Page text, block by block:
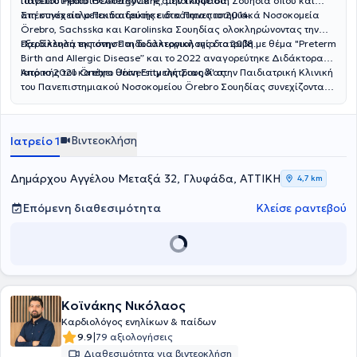
απέκτησε τίτλο Παιδιατρικής ειδικότητας το 2014.
Στη συνέχεια μετεκπαιδεύτηκε στα Πανεπιστημιακά Νοσοκομεία
Örebro, Sachsska και Karolinska Σουηδίας ολοκληρώνοντας την
εξειδίκευσή της στην Παιδοαλλεργιολογία το 2018.
Παράλληλα εκπόνησε τη διδακτορική της διατριβή με θέμα "Preterm
Birth and Allergic Disease” και το 2022 αναγορεύτηκε Διδάκτορας
Ιατρικής του Örebro University της Σουηδίας.
Από το 2021 κατέχει θέση Επιμελήτριας Α' στην Παιδιατρική Κλινική
του Πανεπιστημιακού Νοσοκομείου Örebro Σουηδίας συνεχίζοντας
Ιατρείο 1 Βιντεοκλήση
Δημάρχου Αγγέλου Μεταξά 32, Γλυφάδα, ΑΤΤΙΚΗ 4,7 km
Επόμενη διαθεσιμότητα Κλείσε ραντεβού
Κοϊνάκης Νικόλαος
Καρδιολόγος ενηλίκων & παίδων
9.9|79 αξιολογήσεις
Διαθεσιμότητα για βιντεοκλήση